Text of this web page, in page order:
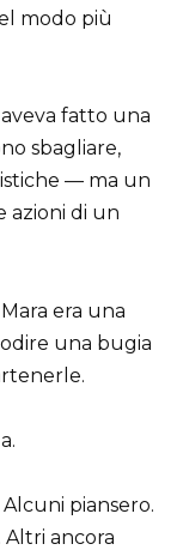
modo più
aveva fatto una
sbagliare,
— ma un
azioni di un
era una
una bugia
piansero.
ancora